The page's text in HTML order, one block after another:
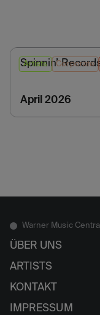
Artists Corporate
Spinnin’
April 2026
Warner Music
ÜBER UNS
ARTISTS
KONTAKT
IMPRESSUM